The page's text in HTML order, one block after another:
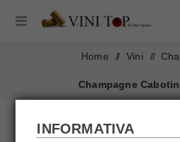
Home / Vini /
Champagne
INFORMATIVA